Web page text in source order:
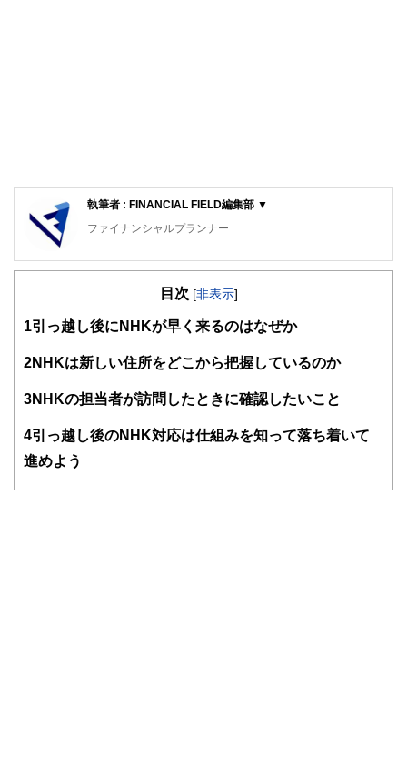
執筆者 : FINANCIAL FIELD編集部 ▼
ファイナンシャルプランナー
FinancialField編集部は、金融、経済に関する記事を、日々
知識がない方でも理解できるようわかりやすく発信していま
得者を中心に「お金や暮らし」に関する書籍・雑誌の編集経
験者で構成され、企画立案から記事掲載まですべての工程に
護士、税理士、宅地建物取引士、相続診断士、住宅ローンア
目次 [非表示]
1 引っ越し後にNHKが早く来るのはなぜか
2 NHKは新しい住所をどこから把握しているのか
3NHKの担当者が訪問したときに確認したいこと
4引っ越し後のNHK対応は仕組みを知って落ち着いて
進めよう